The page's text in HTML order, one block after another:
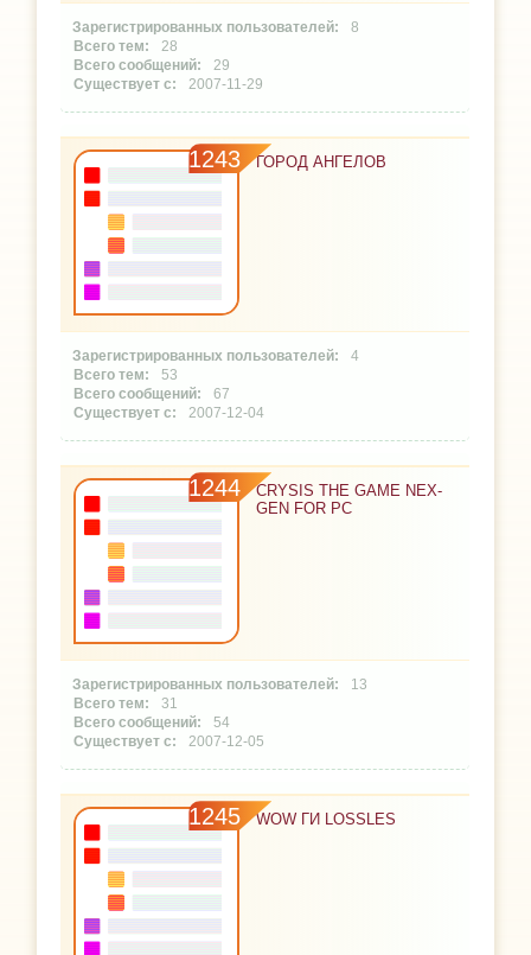
8
28
29
2007-11-29
1243 ГОРОД АНГЕЛОВ
4
53
67
2007-12-04
1244
CRYSIS THE GAME NEX-
GEN FOR PC
13
31
54
2007-12-05
1245 WOW ГИ LOSSLES